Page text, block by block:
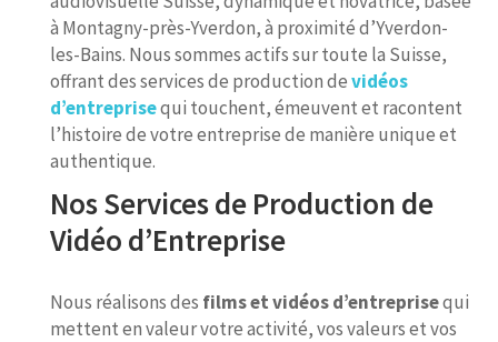
à Montagny-près-Yverdon, à proximité d’Yverdon-
les-Bains. Nous sommes actifs sur toute la Suisse,
offrant des services de production devidéos
d’entreprisequi touchent, émeuvent et racontent
l’histoire de votre entreprise de manière unique et
authentique.
Nos Services de Production de
Vidéo d’Entreprise
Nous réalisons des films et vidéos d’entreprisequi
mettent en valeur votre activité, vos valeurs et vos